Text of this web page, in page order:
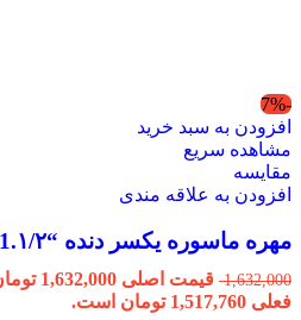
-7%
افزودن به سبد خرید
مشاهده سریع
مقایسه
افزودن به علاقه مندی
مهره ماسوره یکسر دنده “1.۱/۲ * 50 UPVC پیمتاش
1,632,000 قیمت اصلی 1,632,000 تومان بود.
فعلی 1,517,760 تومان است.